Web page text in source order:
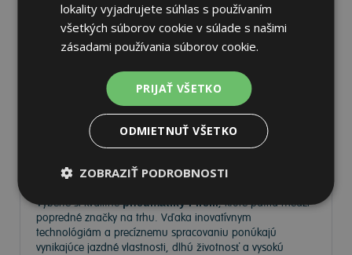
Nie je skladom Sledovať naskladnenie
271,19 €
Pneumatiky Pirelli – kvalita a
spoľahlivosť na každej ceste
Vyberte si kvalitnépneumatiky Pirelli, ktoré patria medzi
popredné značky na trhu. Vďaka inovatívnym
technológiám a precíznemu spracovaniu ponúkajú
vynikajúce jazdné vlastnosti, dlhú životnosť a vysokú
lokality vyjadrujete súhlas s používaním
všetkých súborov cookie v súlade s našimi
zásadami používania súborov cookie.
PRIJAŤ VŠETKO
ODMIETNUŤ VŠETKO
ZOBRAZIŤ PODROBNOSTI